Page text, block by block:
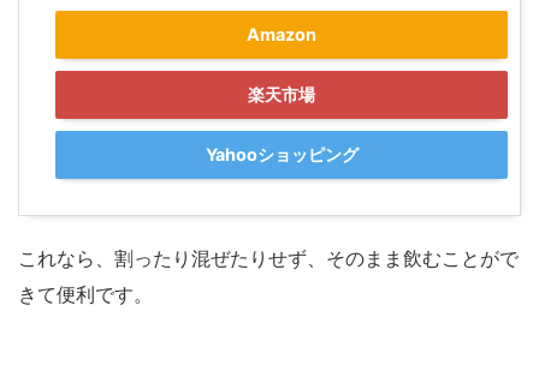
Amazon
楽天市場
Yahooショッピング
これなら、割ったり混ぜたりせず、そのまま飲むことがで
きて便利です。